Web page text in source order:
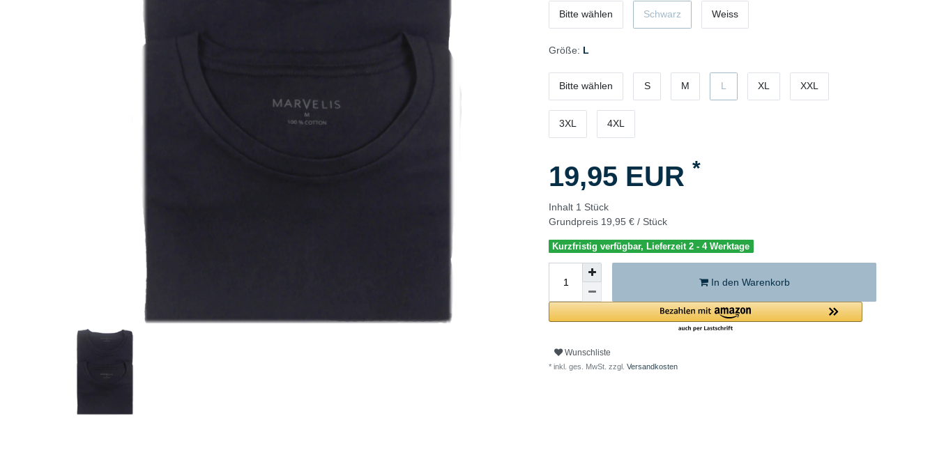
Bitte wählen Schwarz Weiss
Größe: L
Bitte wählen S M L XL XXL
3XL 4XL
19,95 EUR *
Inhalt 1 Stück
Grundpreis 19,95 € / Stück
Kurzfristig verfügbar, Lieferzeit 2 - 4 Werktage
In den Warenkorb
Wunschliste
* inkl. ges. MwSt. zzgl. Versandkosten